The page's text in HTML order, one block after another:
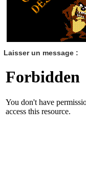
Laisser un message :